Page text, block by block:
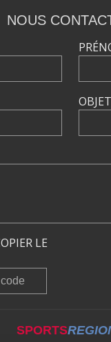
NOUS
OBJET
LE
SPORTS